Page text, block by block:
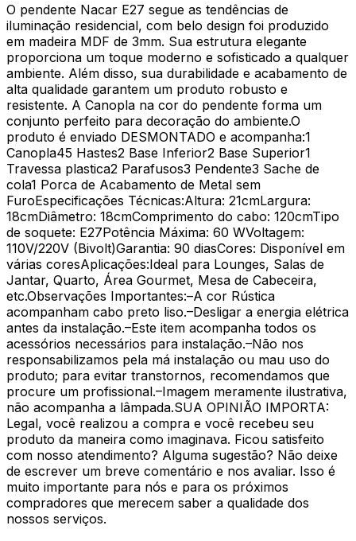
O pendente Nacar E27 segue as tendências de
iluminação residencial, com belo design foi produzido
em madeira MDF de 3mm. Sua estrutura elegante
proporciona um toque moderno e sofisticado a qualquer
ambiente. Além disso, sua durabilidade e acabamento de
alta qualidade garantem um produto robusto e
resistente. A Canopla na cor do pendente forma um
conjunto perfeito para decoração do ambiente.O
produto é enviado DESMONTADO e acompanha:1
Canopla45 Hastes2 Base Inferior2 Base Superior1
Travessa plastica2 Parafusos3 Pendente3 Sache de
cola1 Porca de Acabamento de Metal sem
FuroEspecificações Técnicas:Altura: 21cmLargura:
18cmDiâmetro: 18cmComprimento do cabo: 120cmTipo
de soquete: E27Potência Máxima: 60 WVoltagem:
110V/220V (Bivolt)Garantia: 90 diasCores: Disponível em
várias coresAplicações:Ideal para Lounges, Salas de
Jantar, Quarto, Área Gourmet, Mesa de Cabeceira,
etc.Observações Importantes:–A cor Rústica
acompanham cabo preto liso.–Desligar a energia elétrica
antes da instalação.–Este item acompanha todos os
acessórios necessários para instalação.–Não nos
responsabilizamos pela má instalação ou mau uso do
produto; para evitar transtornos, recomendamos que
procure um profissional.–Imagem meramente ilustrativa,
não acompanha a lâmpada.SUA OPINIÃO IMPORTA:
Legal, você realizou a compra e você recebeu seu
produto da maneira como imaginava. Ficou satisfeito
com nosso atendimento? Alguma sugestão? Não deixe
de escrever um breve comentário e nos avaliar. Isso é
muito importante para nós e para os próximos
compradores que merecem saber a qualidade dos
nossos serviços.